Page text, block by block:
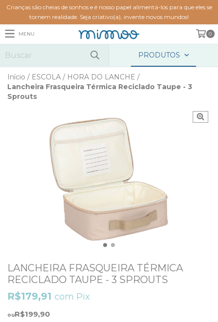
Crianças são cheias de sonhos e é nosso papel alimentá-los para que eles se
tornem realidade. Seja criativo(a), invente novos mundos!
MENU 0
PRODUTOS
Início / ESCOLA / HORA DO LANCHE /
Lancheira Frasqueira Térmica Reciclado Taupe - 3
Sprouts
LANCHEIRA FRASQUEIRA TÉRMICA
RECICLADO TAUPE - 3 SPROUTS
R$199,90
R$179,91 com Pix